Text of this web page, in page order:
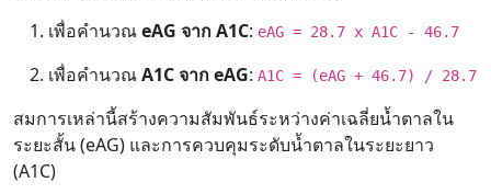
เพื่อคำนวณeAG จาก A1C: eAG = 28.7 x A1C - 46.7
เพื่อคำนวณA1C จาก eAG: A1C = (eAG + 46.7) / 28.7
สมการเหล่านี้สร้างความสัมพันธ์ระหว่างค่าเฉลี่ยน้ำตาลใน
ระยะสั้น (eAG) และการควบคุมระดับน้ำตาลในระยะยาว
(A1C)